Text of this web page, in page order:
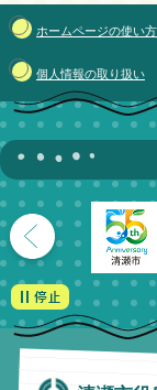
ホームページの使い方
個人情報の取り扱い